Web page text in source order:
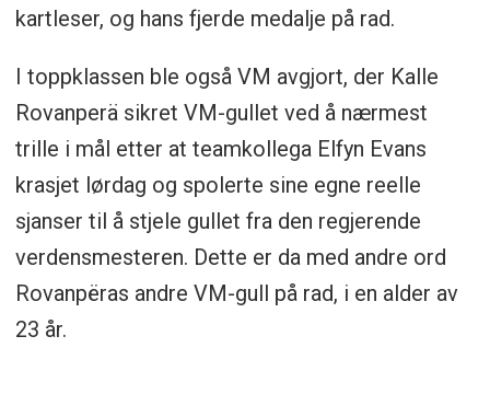
kartleser, og hans fjerde medalje på rad.
I toppklassen ble også VM avgjort, der Kalle
Rovanperä sikret VM-gullet ved å nærmest
trille i mål etter at teamkollega Elfyn Evans
krasjet lørdag og spolerte sine egne reelle
sjanser til å stjele gullet fra den regjerende
verdensmesteren. Dette er da med andre ord
Rovanpëras andre VM-gull på rad, i en alder av
23 år.